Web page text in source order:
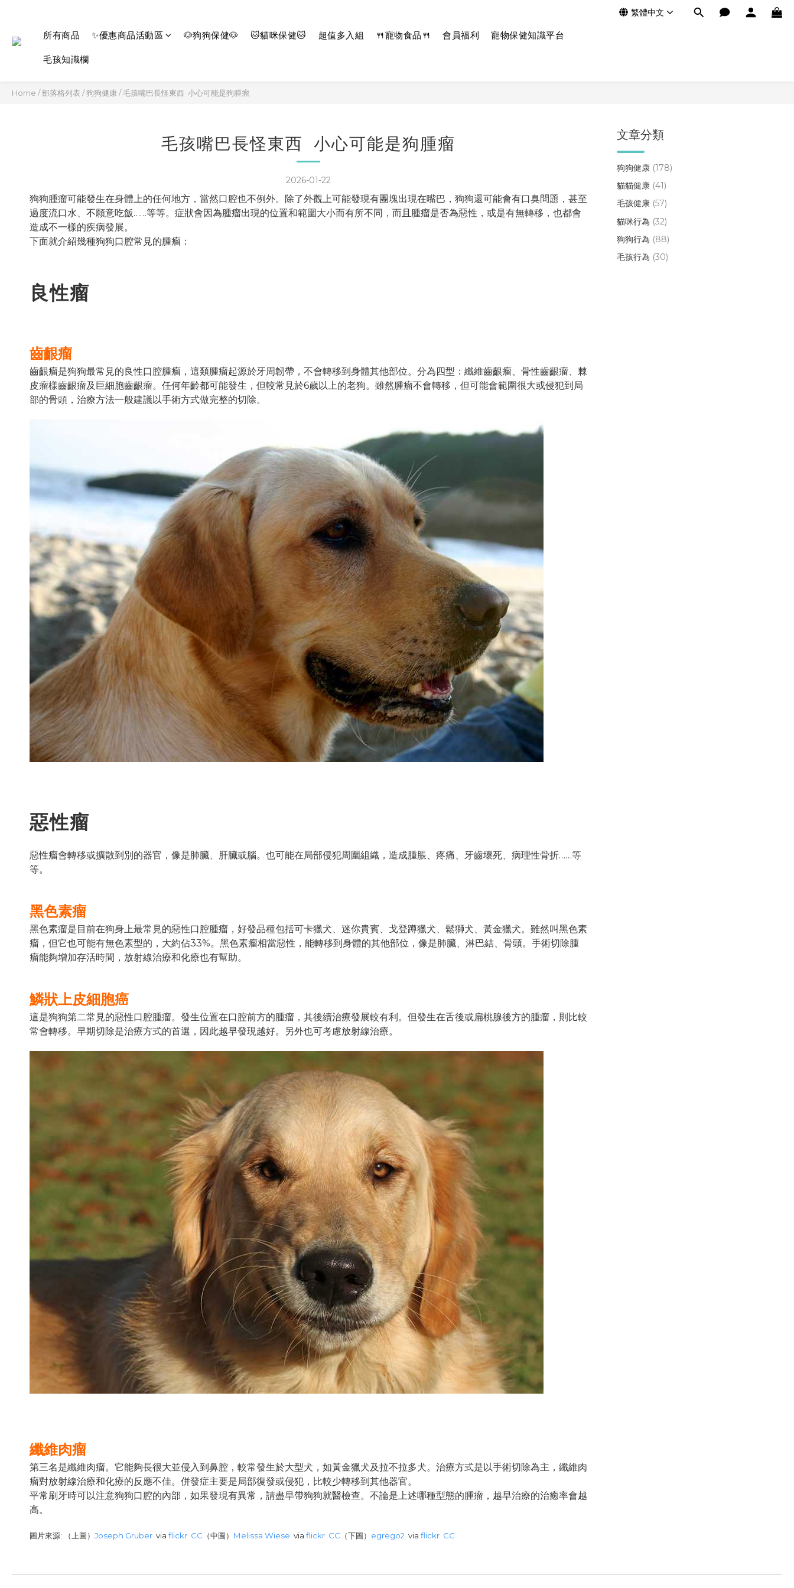
繁體中文
所有商品 ✨優惠商品活動區 🐶狗狗保健🐶 🐱貓咪保健🐱 超值多入組 🍴寵物食品🍴 會員福利 寵物保健知識平台
毛孩知識欄
Home /部落格列表 /狗狗健康 /毛孩嘴巴長怪東西 小心可能是狗腫瘤
毛孩嘴巴長怪東西 小心可能是狗腫瘤
2026-01-22
狗狗腫瘤可能發生在身體上的任何地方，當然口腔也不例外。除了外觀上可能發現有團塊出現在嘴巴，狗狗還可能會有口臭問題，甚至
過度流口水、不願意吃飯……等等。症狀會因為腫瘤出現的位置和範圍大小而有所不同，而且腫瘤是否為惡性，或是有無轉移，也都會
造成不一樣的疾病發展。
下面就介紹幾種狗狗口腔常見的腫瘤：
良性瘤
齒齦瘤
齒齦瘤是狗狗最常見的良性口腔腫瘤，這類腫瘤起源於牙周韌帶，不會轉移到身體其他部位。分為四型：纖維齒齦瘤、骨性齒齦瘤、棘
皮瘤樣齒齦瘤及巨細胞齒齦瘤。任何年齡都可能發生，但較常見於6歲以上的老狗。雖然腫瘤不會轉移，但可能會範圍很大或侵犯到局
部的骨頭，治療方法一般建議以手術方式做完整的切除。
惡性瘤
惡性瘤會轉移或擴散到別的器官，像是肺臟、肝臟或腦。也可能在局部侵犯周圍組織，造成腫脹、疼痛、牙齒壞死、病理性骨折……等
等。
黑色素瘤
黑色素瘤是目前在狗身上最常見的惡性口腔腫瘤，好發品種包括可卡獵犬、迷你貴賓、戈登蹲獵犬、鬆獅犬、黃金獵犬。雖然叫黑色素
瘤，但它也可能有無色素型的，大約佔33%。黑色素瘤相當惡性，能轉移到身體的其他部位，像是肺臟、淋巴結、骨頭。手術切除腫
瘤能夠增加存活時間，放射線治療和化療也有幫助。
鱗狀上皮細胞癌
這是狗狗第二常見的惡性口腔腫瘤。發生位置在口腔前方的腫瘤，其後續治療發展較有利。但發生在舌後或扁桃腺後方的腫瘤，則比較
常會轉移。早期切除是治療方式的首選，因此越早發現越好。另外也可考慮放射線治療。
纖維肉瘤
第三名是纖維肉瘤。它能夠長很大並侵入到鼻腔，較常發生於大型犬，如黃金獵犬及拉不拉多犬。治療方式是以手術切除為主，纖維肉
瘤對放射線治療和化療的反應不佳。併發症主要是局部復發或侵犯，比較少轉移到其他器官。
平常刷牙時可以注意狗狗口腔的內部，如果發現有異常，請盡早帶狗狗就醫檢查。不論是上述哪種型態的腫瘤，越早治療的治癒率會越
高。
圖片來源: （上圖） Joseph Gruber via flickr CC （中圖） Melissa Wiese via flickr CC （下圖） egrego2 via flickr CC
文章分類
狗狗健康 (178)
貓貓健康 (41)
毛孩健康 (57)
貓咪行為 (32)
狗狗行為 (88)
毛孩行為 (30)